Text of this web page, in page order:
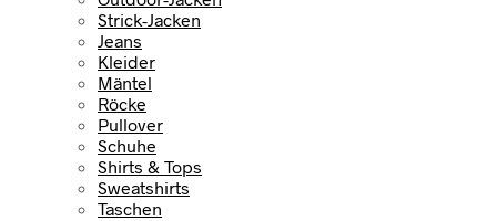
Strick-Jacken
Jeans
Kleider
Mäntel
Röcke
Pullover
Schuhe
Shirts & Tops
Sweatshirts
Taschen